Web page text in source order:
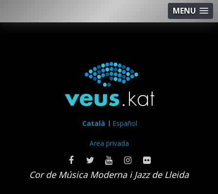
MENU
Català Español
Area privada
Cor de Música Moderna i Jazz de Lleida